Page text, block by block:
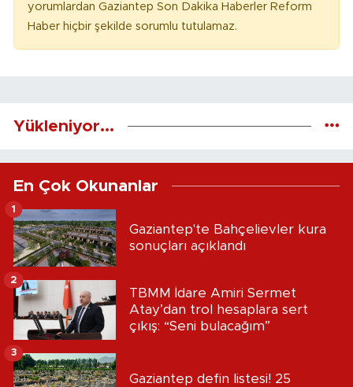
yorumlardan Gaziantep Son Dakika Haberler Reform
Haber hiçbir şekilde sorumlu tutulamaz.
Yükleniyor...
En Çok Okunanlar
Gaziantep'te Bahçelievler kura
sonuçları açıklandı
1
TBMM İdare Amiri Sermet
Atay’dan trol hesaplara sert
çıkış: “Seni bulacağım”
2
Gaziantep defin listesi! 25
3